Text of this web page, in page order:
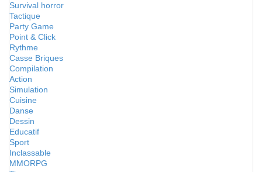
Survival horror
Tactique
Party Game
Point & Click
Rythme
Casse Briques
Compilation
Action
Simulation
Cuisine
Danse
Dessin
Educatif
Sport
Inclassable
MMORPG